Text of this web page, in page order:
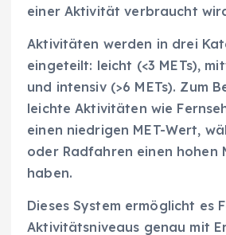
einer Aktivität verbraucht
Aktivitäten werden in drei
eingeteilt: leicht (<3 METs),
und intensiv (>6 METs). Zum
leichte Aktivitäten wie
einen niedrigen MET-Wert,
oder Radfahren einen hohen
haben.
Dieses System ermöglicht es
Aktivitätsniveaus genau mit